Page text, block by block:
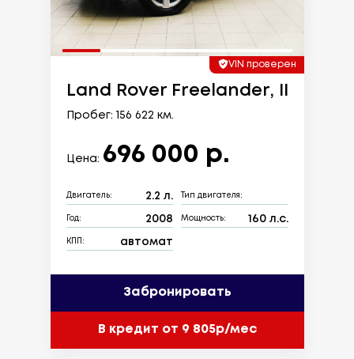
VIN проверен
Land Rover Freelander, II
Пробег: 156 622 км.
Цена: 696 000 р.
Двигатель: 2.2 л. Тип двигателя:
Год: 2008 Мощность: 160 л.с.
КПП: автомат
Забронировать
В кредит от 9 805р/мес